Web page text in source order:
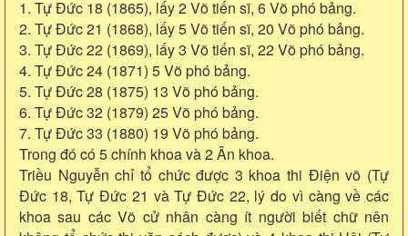
1. Tự Đức 18 (1865), lấy 2 Võ tiến sĩ, 6 Võ phó bảng.
2. Tự Đức 21 (1868), lấy 5 Võ tiến sĩ, 20 Võ phó bảng.
3. Tự Đức 22 (1869), lấy 3 Võ tiến sĩ, 22 Võ phó bảng.
4. Tự Đức 24 (1871) 5 Võ phó bảng.
5. Tự Đức 28 (1875) 13 Võ phó bảng.
6. Tự Đức 32 (1879) 25 Võ phó bảng.
7. Tự Đức 33 (1880) 19 Võ phó bảng.
Trong đó có 5 chính khoa và 2 Ân khoa.
Triều Nguyễn chỉ tổ chức được 3 khoa thi Điện võ (Tự
Đức 18, Tự Đức 21 và Tự Đức 22, lý do vì càng về các
khoa sau các Võ cử nhân càng ít người biết chữ nên